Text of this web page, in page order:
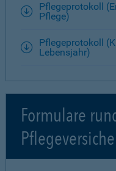
Pflegeprotokoll
Pflege)
Pflegeprotokoll
Lebensjahr)
Formulare